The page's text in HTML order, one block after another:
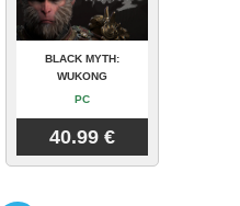
BLACK MYTH:
WUKONG
PC
40.99 €